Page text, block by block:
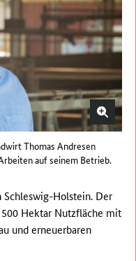
Thomas Andresen
auf seinem Betrieb.
Holstein. Der
Hektar Nutzfläche mit
und erneuerbaren